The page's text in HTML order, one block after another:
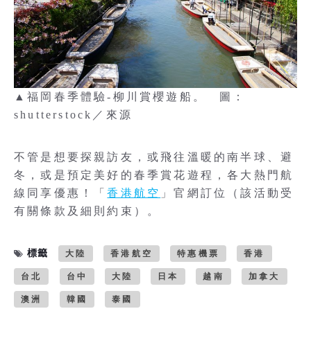
▲福岡春季體驗-柳川賞櫻遊船。 圖：
shutterstock／來源
不管是想要探親訪友，或飛往溫暖的南半球、避
冬，或是預定美好的春季賞花遊程，各大熱門航
線同享優惠！「香港航空 」官網訂位（該活動受
有關條款及細則約束）。
標籤 大陸 香港航空 特惠機票 香港
台北 台中 大陸 日本 越南 加拿大
澳洲 韓國 泰國